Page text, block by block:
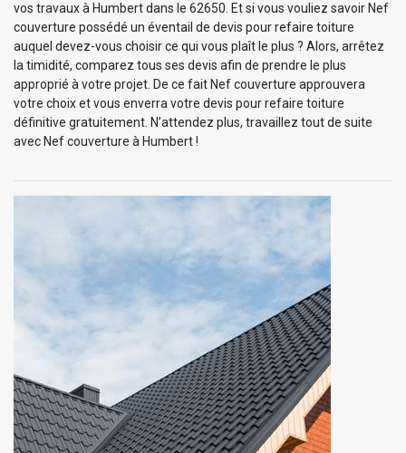
vos travaux à Humbert dans le 62650. Et si vous vouliez savoir Nef
couverture possédé un éventail de devis pour refaire toiture
auquel devez-vous choisir ce qui vous plaît le plus ? Alors, arrêtez
la timidité, comparez tous ses devis afin de prendre le plus
approprié à votre projet. De ce fait Nef couverture approuvera
votre choix et vous enverra votre devis pour refaire toiture
définitive gratuitement. N’attendez plus, travaillez tout de suite
avec Nef couverture à Humbert !